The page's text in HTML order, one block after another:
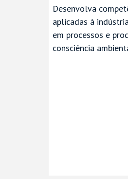
Desenvolva
aplicadas à
em processos e
consciência